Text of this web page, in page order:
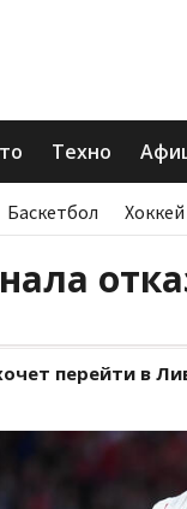
Техно
Баскетбол Хоккей
перейти в